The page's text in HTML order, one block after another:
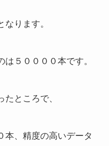
ります。
５００００本です。
ところで、
本、精度の高いデータ